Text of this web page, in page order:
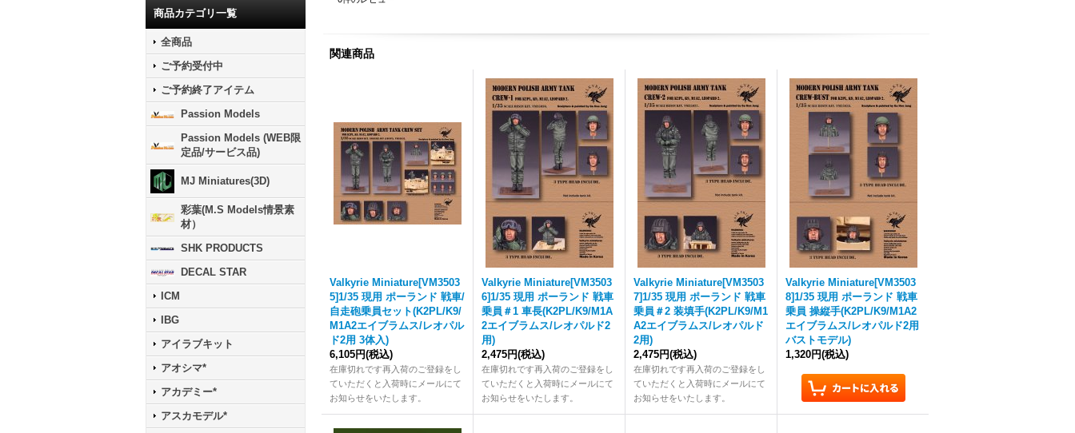
商品カテゴリ一覧
全商品
ご予約受付中
ご予約終了アイテム
Passion Models
Passion Models (WEB限
定品/サービス品)
MJ Miniatures(3D)
彩葉(M.S Models情景素
材）
SHK PRODUCTS
DECAL STAR
ICM
IBG
アイラブキット
アオシマ*
アカデミー*
アスカモデル*
関連商品
Valkyrie Miniature[VM3503
5]1/35 現用 ポーランド 戦車/
自走砲乗員セット(K2PL/K9/
M1A2エイブラムス/レオパル
ド2用 3体入)
6,105円(税込)
在庫切れです再入荷のご登録をし
ていただくと入荷時にメールにて
お知らせをいたします。
Valkyrie Miniature[VM3503
6]1/35 現用 ポーランド 戦車
乗員＃1 車長(K2PL/K9/M1A
2エイブラムス/レオパルド2
用)
2,475円(税込)
在庫切れです再入荷のご登録をし
ていただくと入荷時にメールにて
お知らせをいたします。
Valkyrie Miniature[VM3503
7]1/35 現用 ポーランド 戦車
乗員＃2 装填手(K2PL/K9/M1
A2エイブラムス/レオパルド
2用)
2,475円(税込)
在庫切れです再入荷のご登録をし
ていただくと入荷時にメールにて
お知らせをいたします。
Valkyrie Miniature[VM3503
8]1/35 現用 ポーランド 戦車
乗員 操縦手(K2PL/K9/M1A2
エイブラムス/レオパルド2用
バストモデル)
1,320円(税込)